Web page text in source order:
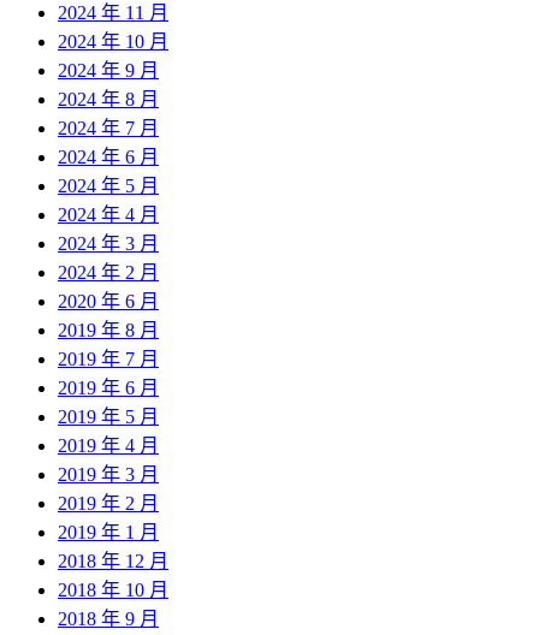
2024 年 11 月
2024 年 10 月
2024 年 9 月
2024 年 8 月
2024 年 7 月
2024 年 6 月
2024 年 5 月
2024 年 4 月
2024 年 3 月
2024 年 2 月
2020 年 6 月
2019 年 8 月
2019 年 7 月
2019 年 6 月
2019 年 5 月
2019 年 4 月
2019 年 3 月
2019 年 2 月
2019 年 1 月
2018 年 12 月
2018 年 10 月
2018 年 9 月